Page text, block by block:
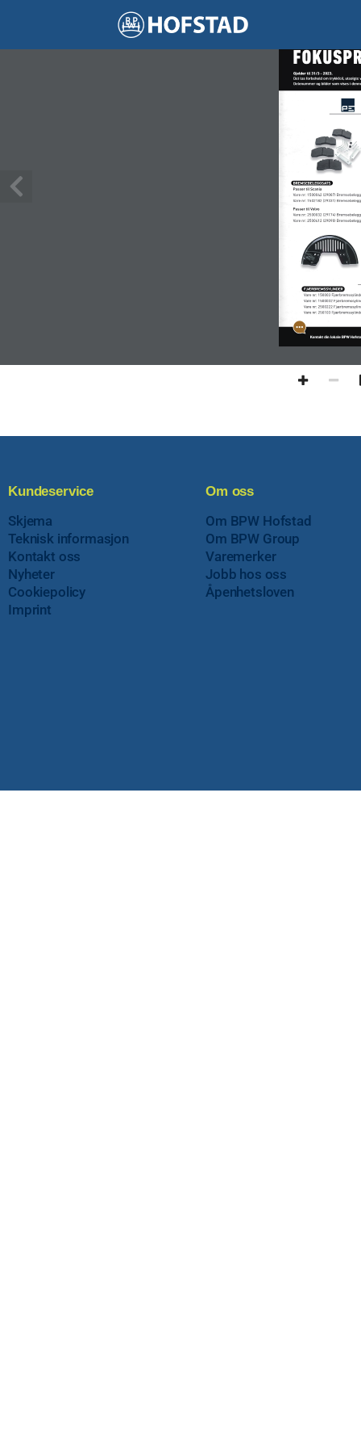
Gjelder til 31/3 - 2023.
Det tas forbehold om trykkfeil, utsolgte
Delenummer og bilder som vises i
Kontakt din lokale BPW
FJÆRBREMSSYLINDER
Vare nr: 150003
Vare nr: 1500032
Vare nr: 2500222
Vare nr: 250103
BREMSEBELEGGSATS
Passer til Scania
Vare nr: 1500042 (29087)
Vare nr: 1502182 (29331) Bremsebelegg
Passer til Volvo
Vare nr: 2500032 (29174)
Vare nr: 2500412 (29090)
Kundeservice
Skjema
Teknisk informasjon
Kontakt oss
Nyheter
Cookiepolicy
Imprint
Om oss
Om BPW Hofstad
Om BPW Group
Varemerker
Jobb hos oss
Åpenhetsloven